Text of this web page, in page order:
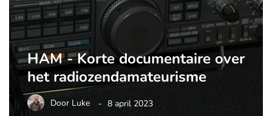
HAM - Korte documentaire over
het radiozendamateurisme
Door Luke 8 april 2023